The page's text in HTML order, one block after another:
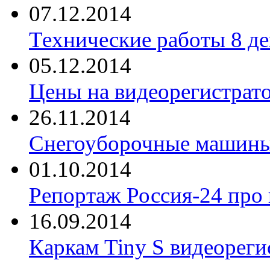
07.12.2014
Технические работы 8
05.12.2014
Цены на
26.11.2014
Снегоуборочные машины
01.10.2014
Репортаж Россия-24 про
16.09.2014
Каркам Tiny S